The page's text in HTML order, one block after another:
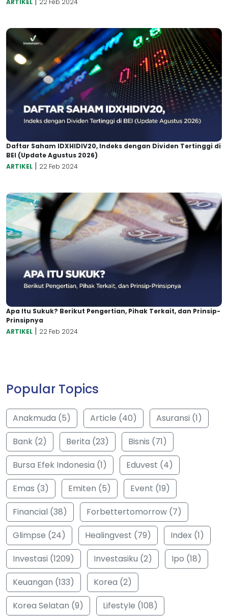
ARTIKEL 22 Feb 2024
Daftar Saham IDXHIDIV20, Indeks dengan Dividen Tertinggi di
BEI (Update Agustus 2026)
ARTIKEL | 22 Feb 2024
Apa Itu Sukuk? Berikut Pengertian, Pihak Terkait, dan Prinsip-
Prinsipnya
ARTIKEL | 22 Feb 2024
Popular Topics
Anakmuda (5) Article (40)
Asuransi (1)
Bank (2)
Berita (23)
Bisnis (71)
Bursa Efek Indonesia (1)
Eduvest (4)
Emas (3)
Emiten (5)
Event (19)
Financial (38)
Forbettertomorrow (7)
Glimpse (24)
Healingvest (79)
Index (1)
Investasi (1209)
Investasiku (2)
Ipo (18)
Keuangan (133)
Korea (2)
Korea Selatan (9)
Lifestyle (108)